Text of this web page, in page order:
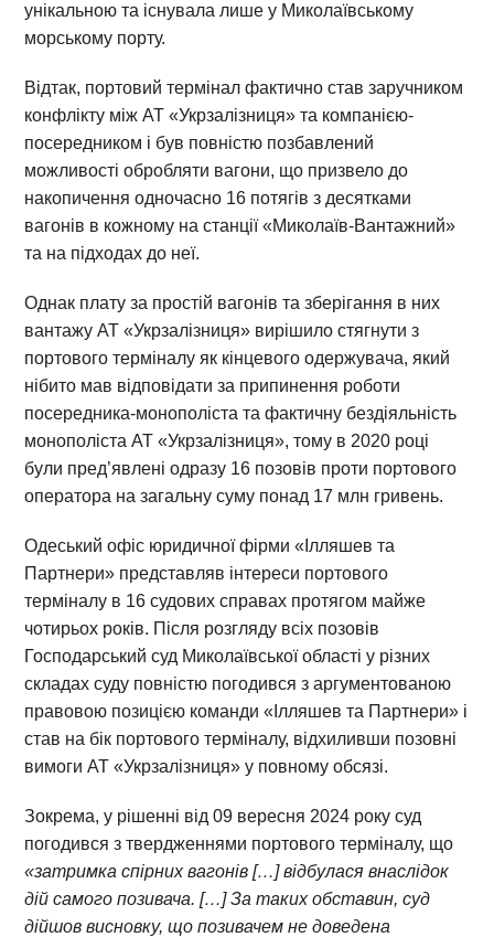
унікальною та існувала лише у Миколаївському
морському порту.
Відтак, портовий термінал фактично став заручником
конфлікту між АТ «Укрзалізниця» та компанією-
посередником і був повністю позбавлений
можливості обробляти вагони, що призвело до
накопичення одночасно 16 потягів з десятками
вагонів в кожному на станції «Миколаїв-Вантажний»
та на підходах до неї.
Однак плату за простій вагонів та зберігання в них
вантажу АТ «Укрзалізниця» вирішило стягнути з
портового терміналу як кінцевого одержувача, який
нібито мав відповідати за припинення роботи
посередника-монополіста та фактичну бездіяльність
монополіста АТ «Укрзалізниця», тому в 2020 році
були пред’явлені одразу 16 позовів проти портового
оператора на загальну суму понад 17 млн гривень.
Одеський офіс юридичної фірми «Ілляшев та
Партнери» представляв інтереси портового
терміналу в 16 судових справах протягом майже
чотирьох років. Після розгляду всіх позовів
Господарський суд Миколаївської області у різних
складах суду повністю погодився з аргументованою
правовою позицією команди «Ілляшев та Партнери» і
став на бік портового терміналу, відхиливши позовні
вимоги АТ «Укрзалізниця» у повному обсязі.
Зокрема, у рішенні від 09 вересня 2024 року суд
погодився з твердженнями портового терміналу, що
«затримка спірних вагонів […] відбулася внаслідок
дій самого позивача. […] За таких обставин, суд
дійшов висновку, що позивачем не доведена